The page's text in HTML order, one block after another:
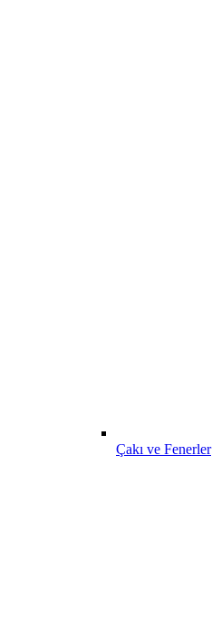
Çakı ve Fenerler